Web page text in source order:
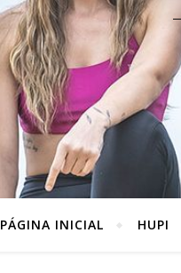
PÁGINA INICIAL HUPI